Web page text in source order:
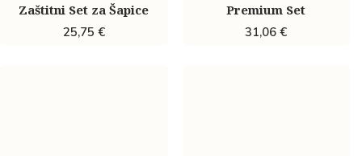
Zaštitni Set za Šapice
25,75 €
Premium Set
31,06€